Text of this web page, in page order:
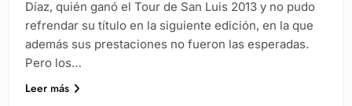
Díaz, quién ganó el Tour de San Luis 2013 y no pudo
refrendar su título en la siguiente edición, en la que
además sus prestaciones no fueron las esperadas.
Pero los…
Leer más